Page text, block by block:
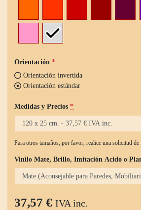
Orientación *
Orientación invertida
Orientación estándar
Medidas y Precios *
Para otros tamaños, por favor, realice una solicitud de
Vinilo Mate, Brillo, Imitación Acido o
37,57 € IVA inc.